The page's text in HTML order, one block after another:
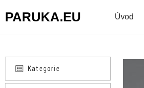
PARUKA.EU Úvod
Kategorie